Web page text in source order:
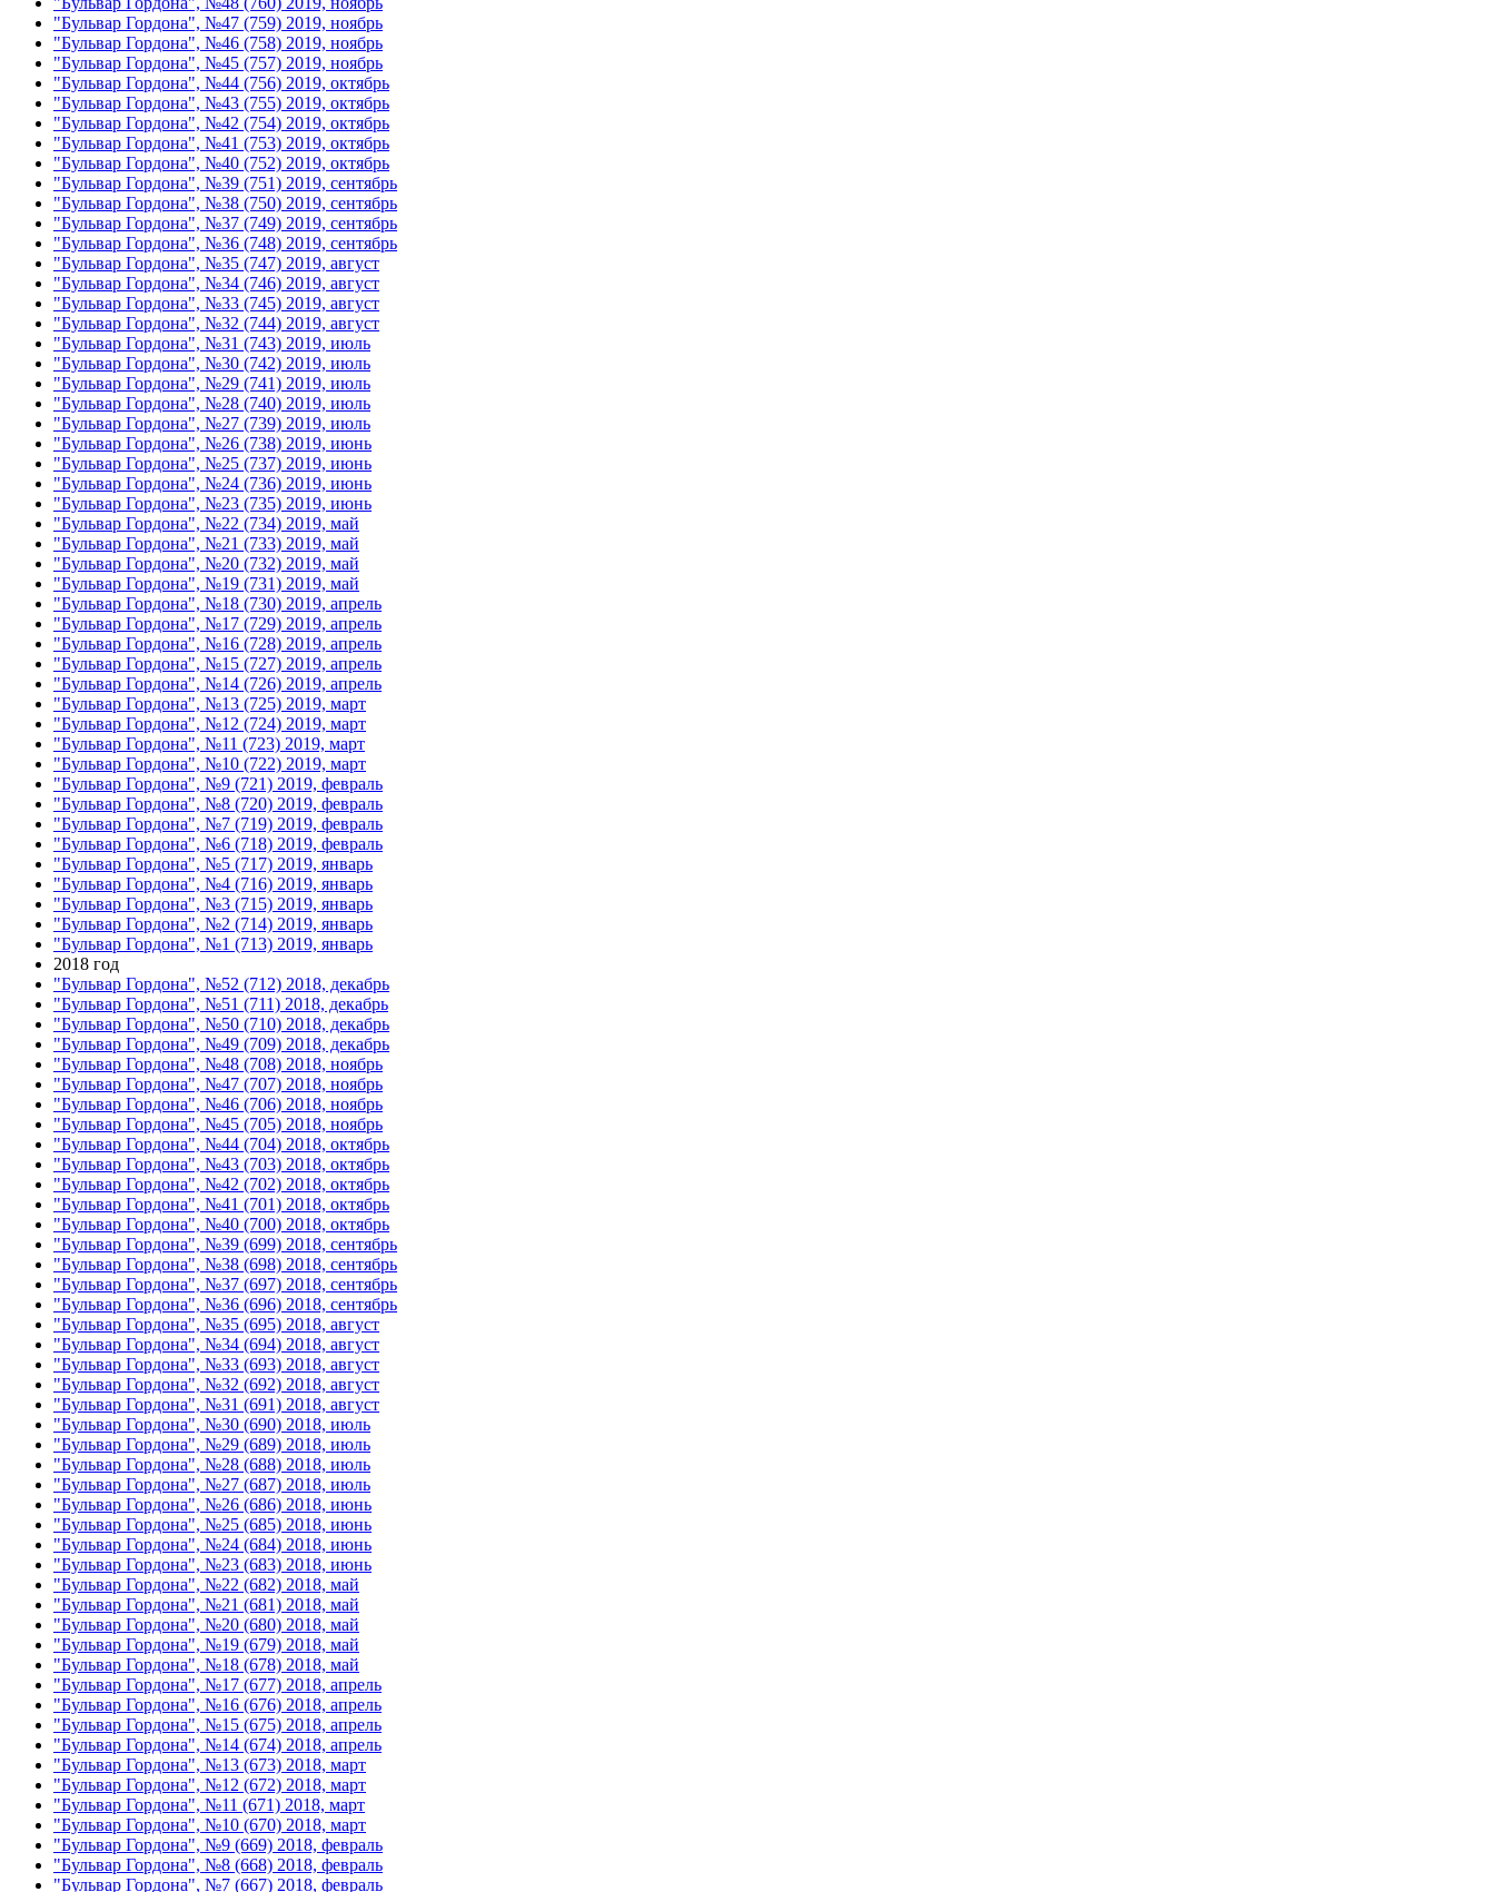
"Бульвар Гордона", №47 (759) 2019, ноябрь
"Бульвар Гордона", №46 (758) 2019, ноябрь
"Бульвар Гордона", №45 (757) 2019, ноябрь
"Бульвар Гордона", №44 (756) 2019, октябрь
"Бульвар Гордона", №43 (755) 2019, октябрь
"Бульвар Гордона", №42 (754) 2019, октябрь
"Бульвар Гордона", №41 (753) 2019, октябрь
"Бульвар Гордона", №40 (752) 2019, октябрь
"Бульвар Гордона", №39 (751) 2019, сентябрь
"Бульвар Гордона", №38 (750) 2019, сентябрь
"Бульвар Гордона", №37 (749) 2019, сентябрь
"Бульвар Гордона", №36 (748) 2019, сентябрь
"Бульвар Гордона", №35 (747) 2019, август
"Бульвар Гордона", №34 (746) 2019, август
"Бульвар Гордона", №33 (745) 2019, август
"Бульвар Гордона", №32 (744) 2019, август
"Бульвар Гордона", №31 (743) 2019, июль
"Бульвар Гордона", №30 (742) 2019, июль
"Бульвар Гордона", №29 (741) 2019, июль
"Бульвар Гордона", №28 (740) 2019, июль
"Бульвар Гордона", №27 (739) 2019, июль
"Бульвар Гордона", №26 (738) 2019, июнь
"Бульвар Гордона", №25 (737) 2019, июнь
"Бульвар Гордона", №24 (736) 2019, июнь
"Бульвар Гордона", №23 (735) 2019, июнь
"Бульвар Гордона", №22 (734) 2019, май
"Бульвар Гордона", №21 (733) 2019, май
"Бульвар Гордона", №20 (732) 2019, май
"Бульвар Гордона", №19 (731) 2019, май
"Бульвар Гордона", №18 (730) 2019, апрель
"Бульвар Гордона", №17 (729) 2019, апрель
"Бульвар Гордона", №16 (728) 2019, апрель
"Бульвар Гордона", №15 (727) 2019, апрель
"Бульвар Гордона", №14 (726) 2019, апрель
"Бульвар Гордона", №13 (725) 2019, март
"Бульвар Гордона", №12 (724) 2019, март
"Бульвар Гордона", №11 (723) 2019, март
"Бульвар Гордона", №10 (722) 2019, март
"Бульвар Гордона", №9 (721) 2019, февраль
"Бульвар Гордона", №8 (720) 2019, февраль
"Бульвар Гордона", №7 (719) 2019, февраль
"Бульвар Гордона", №6 (718) 2019, февраль
"Бульвар Гордона", №5 (717) 2019, январь
"Бульвар Гордона", №4 (716) 2019, январь
"Бульвар Гордона", №3 (715) 2019, январь
"Бульвар Гордона", №2 (714) 2019, январь
"Бульвар Гордона", №1 (713) 2019, январь
2018 год
"Бульвар Гордона", №52 (712) 2018, декабрь
"Бульвар Гордона", №51 (711) 2018, декабрь
"Бульвар Гордона", №50 (710) 2018, декабрь
"Бульвар Гордона", №49 (709) 2018, декабрь
"Бульвар Гордона", №48 (708) 2018, ноябрь
"Бульвар Гордона", №47 (707) 2018, ноябрь
"Бульвар Гордона", №46 (706) 2018, ноябрь
"Бульвар Гордона", №45 (705) 2018, ноябрь
"Бульвар Гордона", №44 (704) 2018, октябрь
"Бульвар Гордона", №43 (703) 2018, октябрь
"Бульвар Гордона", №42 (702) 2018, октябрь
"Бульвар Гордона", №41 (701) 2018, октябрь
"Бульвар Гордона", №40 (700) 2018, октябрь
"Бульвар Гордона", №39 (699) 2018, сентябрь
"Бульвар Гордона", №38 (698) 2018, сентябрь
"Бульвар Гордона", №37 (697) 2018, сентябрь
"Бульвар Гордона", №36 (696) 2018, сентябрь
"Бульвар Гордона", №35 (695) 2018, август
"Бульвар Гордона", №34 (694) 2018, август
"Бульвар Гордона", №33 (693) 2018, август
"Бульвар Гордона", №32 (692) 2018, август
"Бульвар Гордона", №31 (691) 2018, август
"Бульвар Гордона", №30 (690) 2018, июль
"Бульвар Гордона", №29 (689) 2018, июль
"Бульвар Гордона", №28 (688) 2018, июль
"Бульвар Гордона", №27 (687) 2018, июль
"Бульвар Гордона", №26 (686) 2018, июнь
"Бульвар Гордона", №25 (685) 2018, июнь
"Бульвар Гордона", №24 (684) 2018, июнь
"Бульвар Гордона", №23 (683) 2018, июнь
"Бульвар Гордона", №22 (682) 2018, май
"Бульвар Гордона", №21 (681) 2018, май
"Бульвар Гордона", №20 (680) 2018, май
"Бульвар Гордона", №19 (679) 2018, май
"Бульвар Гордона", №18 (678) 2018, май
"Бульвар Гордона", №17 (677) 2018, апрель
"Бульвар Гордона", №16 (676) 2018, апрель
"Бульвар Гордона", №15 (675) 2018, апрель
"Бульвар Гордона", №14 (674) 2018, апрель
"Бульвар Гордона", №13 (673) 2018, март
"Бульвар Гордона", №12 (672) 2018, март
"Бульвар Гордона", №11 (671) 2018, март
"Бульвар Гордона", №10 (670) 2018, март
"Бульвар Гордона", №9 (669) 2018, февраль
"Бульвар Гордона", №8 (668) 2018, февраль
"Бульвар Гордона", №7 (667) 2018, февраль